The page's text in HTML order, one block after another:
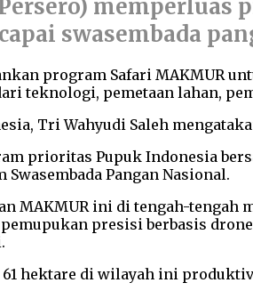
swasembada
program Safari MAKMUR
teknologi, pemetaan lahan,
Tri Wahyudi Saleh
prioritas Pupuk Indonesia
Pangan Nasional.
MAKMUR ini di tengah-
presisi berbasis
hektare di wilayah ini